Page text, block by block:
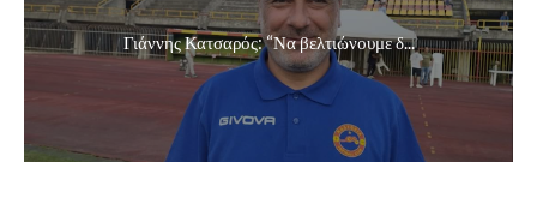
Γιάννης Κατσαρός: “Να βελτιώνουμε δ...